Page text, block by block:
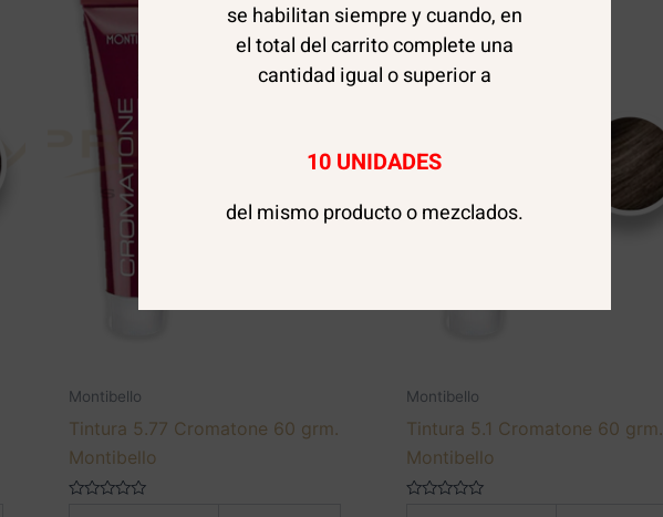
Montibello
Tintura 5.77 Cromatone 60 grm.
Montibello
Montibello
Tintura 5.1 Cromatone 60 grm.
Montibello
se habilitan siempre y cuando, en
el total del carrito complete una
cantidad igual o superior a
10 UNIDADES
del mismo producto o mezclados.